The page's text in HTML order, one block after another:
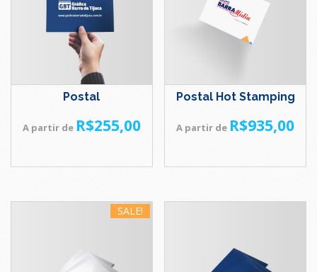
Postal
A partir de R$255,00
Postal Hot Stamping
A partir de R$935,00
SALE!